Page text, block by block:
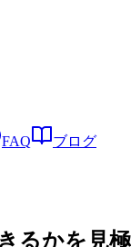
FAQ ブログ
るかを見